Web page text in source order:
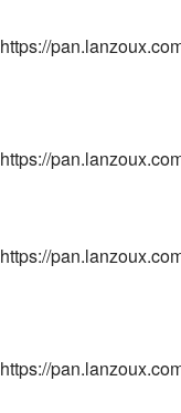
https://
https://
https://
https://